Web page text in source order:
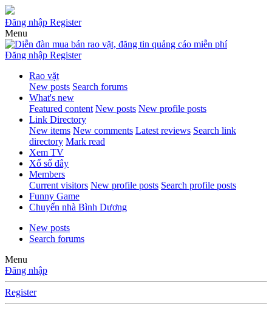
Đăng nhập Register
Menu
Đăng nhập Register
Rao vặt
New posts Search forums
What's new
Featured content New posts New profile posts
Link Directory
New items New comments Latest reviews Search link
directory Mark read
Xem TV
Xổ số đây
Members
Current visitors New profile posts Search profile posts
Funny Game
Chuyển nhà Bình Dương
New posts
Search forums
Menu
Đăng nhập
Register